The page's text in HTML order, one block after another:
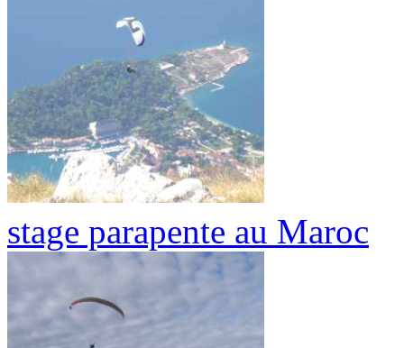
stage parapente au Maroc